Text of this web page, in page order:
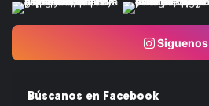
Siguenos
Búscanos en Facebook